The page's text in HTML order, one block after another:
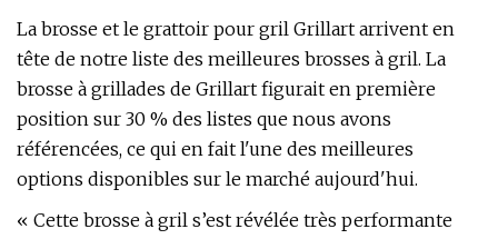
La brosse et le grattoir pour gril Grillart arrivent en
tête de notre liste des meilleures brosses à gril. La
brosse à grillades de Grillart figurait en première
position sur 30 % des listes que nous avons
référencées, ce qui en fait l'une des meilleures
options disponibles sur le marché aujourd'hui.
« Cette brosse à gril s’est révélée très performante